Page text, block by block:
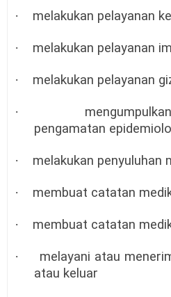
· melakukan pelayanan
· melakukan pelayanan
· melakukan pelayanan
·
pengamatan
· melakukan penyuluhan
· membuat catatan
· membuat catatan
·
melayani atau
atau keluar